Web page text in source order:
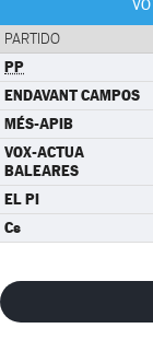
PARTIDO
PP
ENDAVANT CAMPOS
MÉS-APIB
VOX-ACTUA
BALEARES
EL PI
Cs